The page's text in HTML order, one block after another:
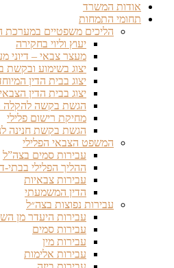
אודות המשרד
תחומי התמחות
הליכים משפטיים במערכת
יעוץ וליוי בחקירה
מעצר צבאי – דיוני
יצוג בשימוע ובקשת
יצוג בבית הדין
יצוג בבית הדין
הגשת בקשה להקלה
מחיקת רישום פלילי
הגשת בקשת חנינה
המשפט הצבאי הפלילי
עבירות סמים בצה”ל
ההליך הפלילי בבתי-
עבירות צבאיות
הדין המשמעתי
עבירות נפוצות בצה״ל
עבירות היעדר מן
עבירות סמים
עבירות מין
עבירות אלימות